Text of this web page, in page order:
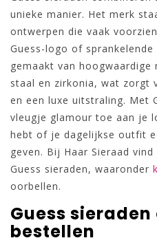
unieke manier. Het merk
ontwerpen die vaak
Guess-logo of
gemaakt van
staal en zirkonia, wat zorgt
en een luxe uitstraling. Met
vleugje glamour toe aan je
hebt of je dagelijkse outfit
geven. Bij Haar Sieraad
Guess sieraden, waaronder
oorbellen.
Guess
bestellen